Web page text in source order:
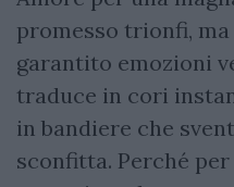
promesso trionfi,
garantito emozioni
traduce in cori
in bandiere che
sconfitta. Perché